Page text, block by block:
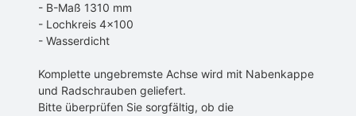
- B-Maß 1310 mm
- Lochkreis 4x100
- Wasserdicht
Komplette ungebremste Achse wird mit Nabenkappe
und Radschrauben geliefert.
Bitte überprüfen Sie sorgfältig, ob die